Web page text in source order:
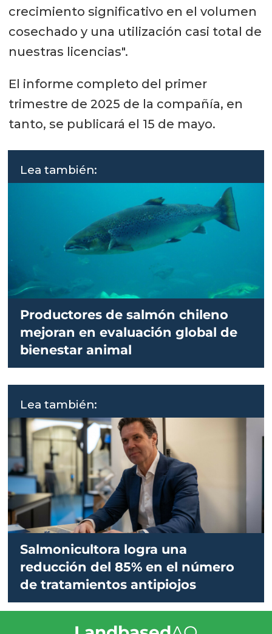
crecimiento significativo en el volumen
cosechado y una utilización casi total de
nuestras licencias".
El informe completo del primer
trimestre de 2025 de la compañía, en
tanto, se publicará el 15 de mayo.
Lea también:
Productores de salmón chileno
mejoran en evaluación global de
bienestar animal
Lea también:
Salmonicultora logra una
reducción del 85% en el número
de tratamientos antipiojos